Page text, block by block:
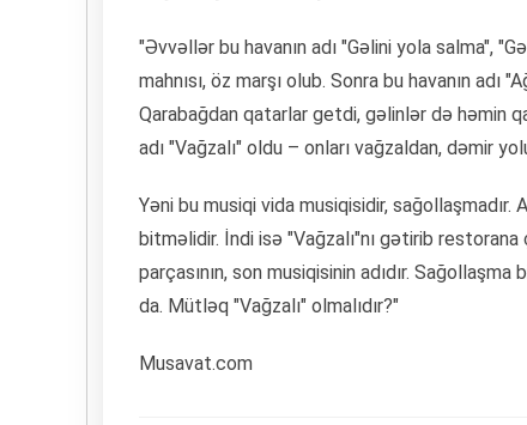
"Əvvəllər bu havanın adı "Gəlini yola salma",
mahnısı, öz marşı olub. Sonra bu havanın adı
Qarabağdan qatarlar getdi, gəlinlər də həmin
adı "Vağzalı" oldu – onları vağzaldan, dəmir
Yəni bu musiqi vida musiqisidir, sağollaşmadır.
bitməlidir. İndi isə "Vağzalı"nı gətirib restorana
parçasının, son musiqisinin adıdır.
da. Mütləq "Vağzalı" olmalıdır?"
Musavat.com